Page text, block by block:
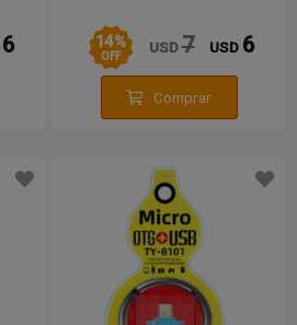
6 14%
OFF USD7 USD 6
Comprar